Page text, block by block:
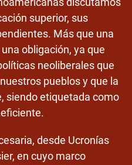
superior, sus
Más que una
obligación, ya que
neoliberales que
pueblos y que la
siendo etiquetada como
desde Ucronías
en cuyo marco